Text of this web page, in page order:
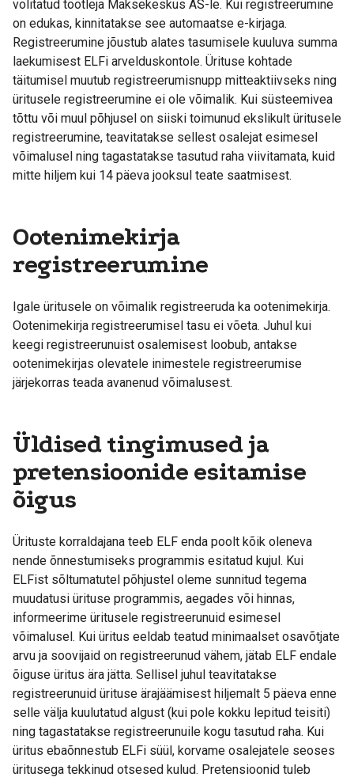
volitatud töötleja Maksekeskus AS-le. Kui registreerumine
on edukas, kinnitatakse see automaatse e-kirjaga.
Registreerumine jõustub alates tasumisele kuuluva summa
laekumisest ELFi arvelduskontole. Ürituse kohtade
täitumisel muutub registreerumisnupp mitteaktiivseks ning
üritusele registreerumine ei ole võimalik. Kui süsteemivea
tõttu või muul põhjusel on siiski toimunud ekslikult üritusele
registreerumine, teavitatakse sellest osalejat esimesel
võimalusel ning tagastatakse tasutud raha viivitamata, kuid
mitte hiljem kui 14 päeva jooksul teate saatmisest.
Ootenimekirja
registreerumine
Igale üritusele on võimalik registreeruda ka ootenimekirja.
Ootenimekirja registreerumisel tasu ei võeta. Juhul kui
keegi registreerunuist osalemisest loobub, antakse
ootenimekirjas olevatele inimestele registreerumise
järjekorras teada avanenud võimalusest.
Üldised tingimused ja
pretensioonide esitamise
õigus
Ürituste korraldajana teeb ELF enda poolt kõik oleneva
nende õnnestumiseks programmis esitatud kujul. Kui
ELFist sõltumatutel põhjustel oleme sunnitud tegema
muudatusi ürituse programmis, aegades või hinnas,
informeerime üritusele registreerunuid esimesel
võimalusel. Kui üritus eeldab teatud minimaalset osavõtjate
arvu ja soovijaid on registreerunud vähem, jätab ELF endale
õiguse üritus ära jätta. Sellisel juhul teavitatakse
registreerunuid ürituse ärajäämisest hiljemalt 5 päeva enne
selle välja kuulutatud algust (kui pole kokku lepitud teisiti)
ning tagastatakse registreerunuile kogu tasutud raha. Kui
üritus ebaõnnestub ELFi süül, korvame osalejatele seoses
üritusega tekkinud otsesed kulud. Pretensioonid tuleb